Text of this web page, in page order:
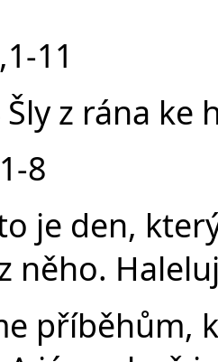
11
Šly z rána ke
8
je den,
něho.
příběhům,